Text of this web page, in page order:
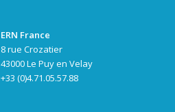
ERN France
8 rue Crozatier
43000 Le Puy en Velay
+33 (0)4.71.05.57.88